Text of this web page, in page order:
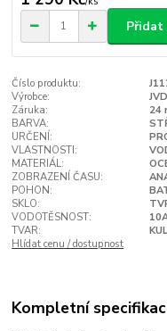
Přidat
Číslo produktu:
Výrobce:
JVD
Záruka:
24
BARVA:
URČENÍ:
VLASTNOSTI:
MATERIÁL:
ZOBRAZENÍ ČASU:
POHON:
SKLO:
VODOTĚSNOST:
TVAR:
Hlídat cenu / dostupnost
Kompletní